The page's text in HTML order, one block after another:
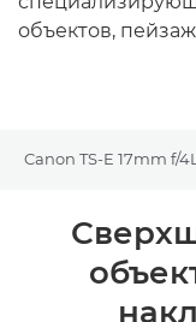
объектов,
Canon TS-E 17mm f/4L
Общая информация
Технические